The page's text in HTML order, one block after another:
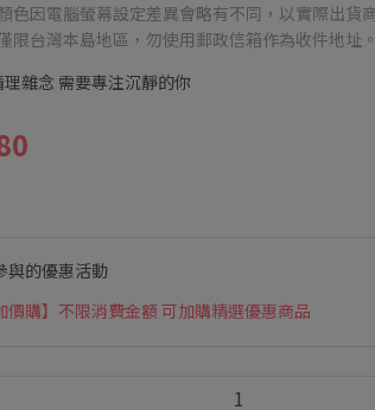
色因電腦螢幕設定差異會略有不同，以實際出貨
限台灣本島地區，勿使用郵政信箱作為收件地址。
雜念 需要專注沉靜的你
與的優惠活動
價購】不限消費金額 可加購精選優惠商品